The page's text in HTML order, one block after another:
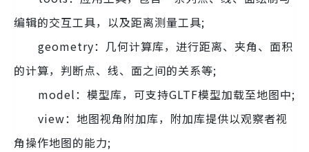
编辑的交互工具，以及距离测量工具;
geometry：几何计算库，进行距离、夹角、面积
的计算，判断点、线、面之间的关系等;
model：模型库，可支持GLTF模型加载至地图中;
view：地图视角附加库，附加库提供以观察者视
角操作地图的能力;